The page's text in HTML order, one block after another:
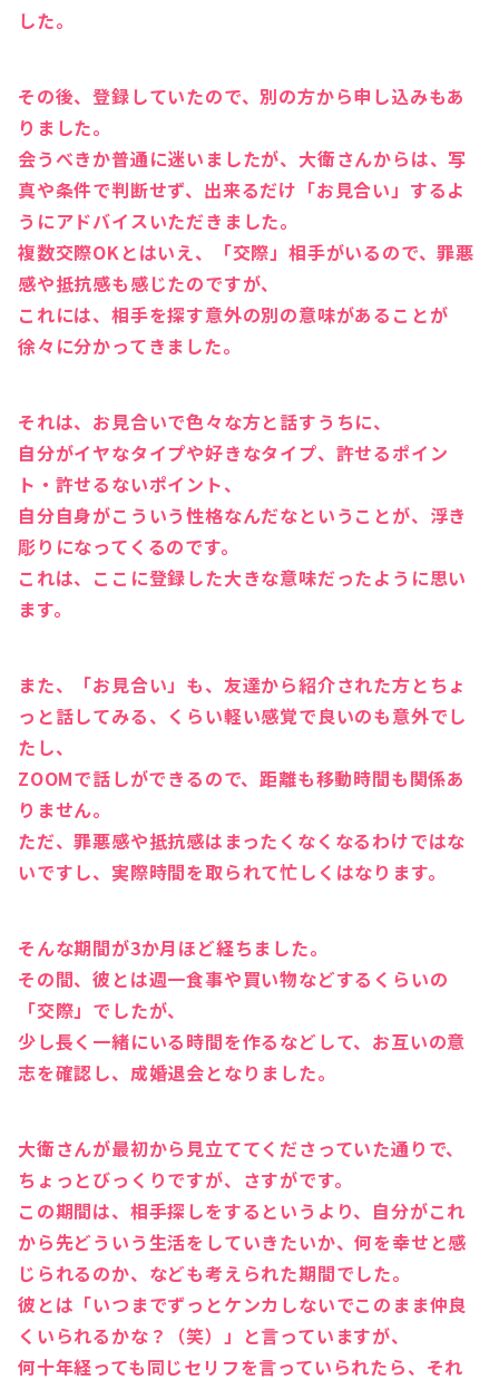
した。
その後、登録していたので、別の方から申し込みもあ
りました。
会うべきか普通に迷いましたが、大衛さんからは、写
真や条件で判断せず、出来るだけ「お見合い」するよ
うにアドバイスいただきました。
複数交際OKとはいえ、「交際」相手がいるので、罪悪
感や抵抗感も感じたのですが、
これには、 相手を探す意外の別の意味があることが
徐々に分かってきました。
それは、お見合いで色々な方と話すうちに、
自分がイヤなタイプや好きなタイプ、許せるポイン
ト・許せるないポイント、
自分自身がこういう性格なんだなということが、浮き
彫りになってくるのです。
これは、ここに登録した大きな意味だったように思い
ます。
また、「お見合い」も、友達から紹介された方とちょ
っと話してみる、くらい軽い感覚で良いのも意外でし
たし、
ZOOMで話しができるので、距離も移動時間も関係あ
りません。
ただ、罪悪感や抵抗感はまったくなくなるわけではな
いですし、実際時間を取られて忙しくはなります。
そんな期間が3か月ほど経ちました。
その間、彼とは週一食事や買い物などするくらいの
「交際」でしたが、
少し長く一緒にいる時間を作るなどして、お互いの意
志を確認し、成婚退会となりました。
大衛さんが最初から見立ててくださっていた通りで、
ちょっとびっくりですが、さすがです。
この期間は、相手探しをするというより、自分がこれ
から先どういう生活をしていきたいか、何を幸せと感
じられるのか、なども考えられた期間でした。
彼とは「いつまでずっとケンカしないでこのまま仲良
くいられるかな？（笑）」と言っていますが、
何十年経っても同じセリフを言っていられたら、それ